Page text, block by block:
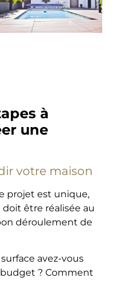
à
une
votre maison
projet est unique,
doit être réalisée au
déroulement de
avez-vous
? Comment